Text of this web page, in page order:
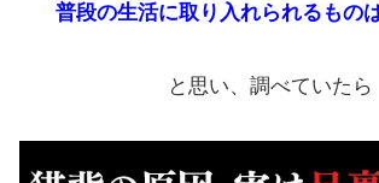
普段の生活に取り入れられるもの
と思い、調べていたら